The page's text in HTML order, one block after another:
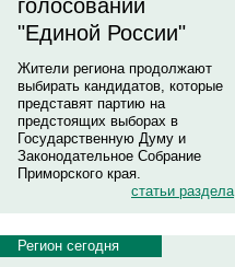
голосовании
"Единой России"
Жители региона продолжают
выбирать кандидатов, которые
представят партию на
предстоящих выборах в
Государственную Думу и
Законодательное Собрание
Приморского края.
статьи раздела
Регион сегодня